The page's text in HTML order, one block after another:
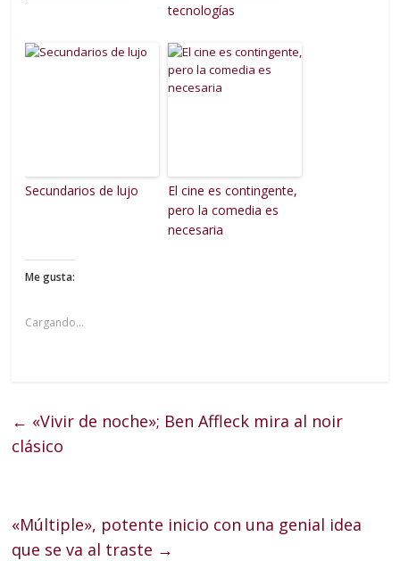
tecnologías
Secundarios de lujo
El cine es contingente,
pero la comedia es
necesaria
Me gusta:
Cargando...
← «Vivir de noche»; Ben Affleck mira al noir
clásico
«Múltiple», potente inicio con una genial idea
que se va al traste →